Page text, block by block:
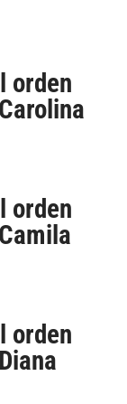
orden
orden
orden